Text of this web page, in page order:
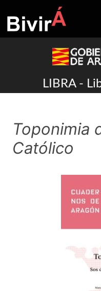
to
content
LIBRA -
Toponimia
Católico